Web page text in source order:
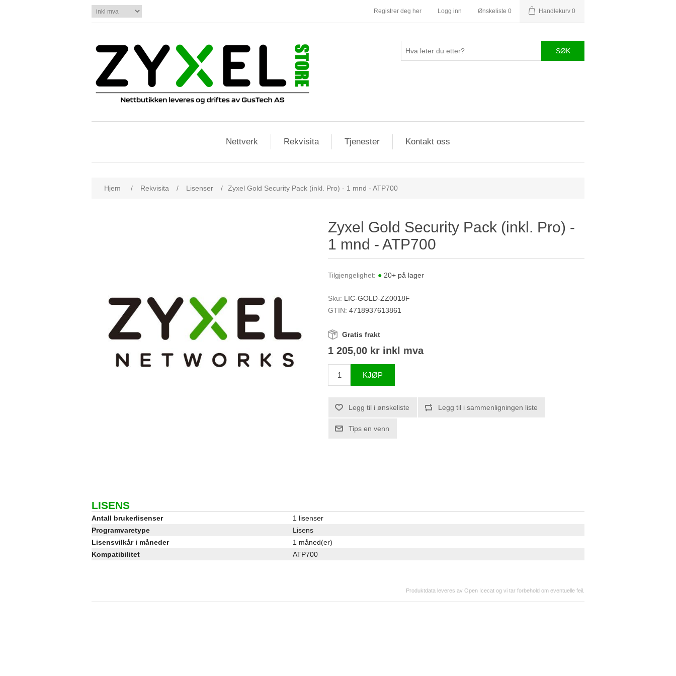
Registrer deg her Logg inn Ønskeliste 0 Handlekurv 0
SØK
Nettverk Rekvisita Tjenester Kontakt oss
Hjem / Rekvisita / Lisenser / Zyxel Gold Security Pack (inkl. Pro) - 1 mnd - ATP700
Zyxel Gold Security Pack (inkl. Pro) -
1 mnd - ATP700
Tilgjengelighet: ● 20+ på lager
Sku: LIC-GOLD-ZZ0018F
GTIN: 4718937613861
Gratis frakt
1 205,00 kr inkl mva
KJØP
Legg til i ønskeliste Legg til i sammenligningen liste
Tips en venn
LISENS
Antall brukerlisenser
1 lisenser
Programvaretype
Lisens
Lisensvilkår i måneder
1 måned(er)
Kompatibilitet
ATP700
Produktdata leveres av Open Icecat og vi tar forbehold om eventuelle feil.